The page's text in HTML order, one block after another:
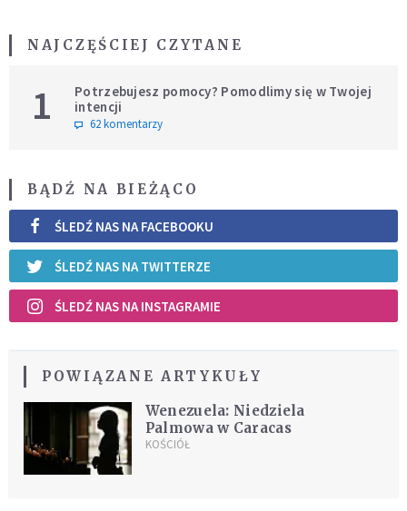
NAJCZĘŚCIEJ CZYTANE
1
Potrzebujesz pomocy? Pomodlimy się w Twojej
intencji
62 komentarzy
BĄDŹ NA BIEŻĄCO
ŚLEDŹ NAS NA FACEBOOKU
ŚLEDŹ NAS NA TWITTERZE
ŚLEDŹ NAS NA INSTAGRAMIE
POWIĄZANE ARTYKUŁY
Wenezuela: Niedziela
Palmowa w Caracas
KOŚCIÓŁ